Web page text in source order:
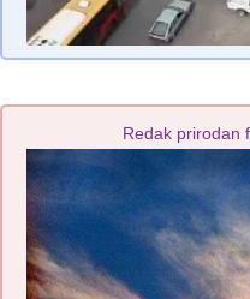
Redak prirodan